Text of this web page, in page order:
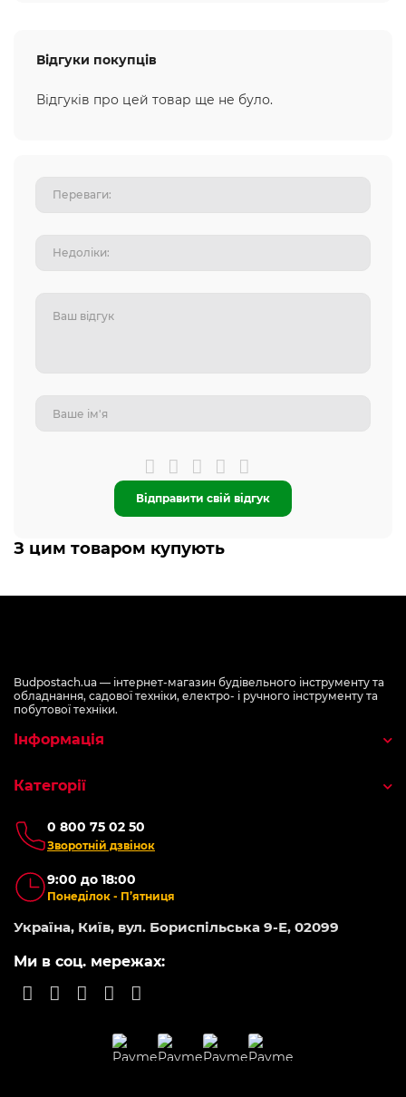
Відгуки покупців
Відгуків про цей товар ще не було.
Відправити свій відгук
З цим товаром купують
Budpostach.ua — інтернет-магазин будівельного інструменту та
обладнання, садової техніки, електро- і ручного інструменту та
побутової техніки.
0 800 75 02 50
Зворотній дзвінок
9:00 до 18:00
Понеділок - П’ятниця
Україна, Київ, вул. Бориспільська 9-Е, 02099
Ми в соц. мережах:
Інформація
Категорії